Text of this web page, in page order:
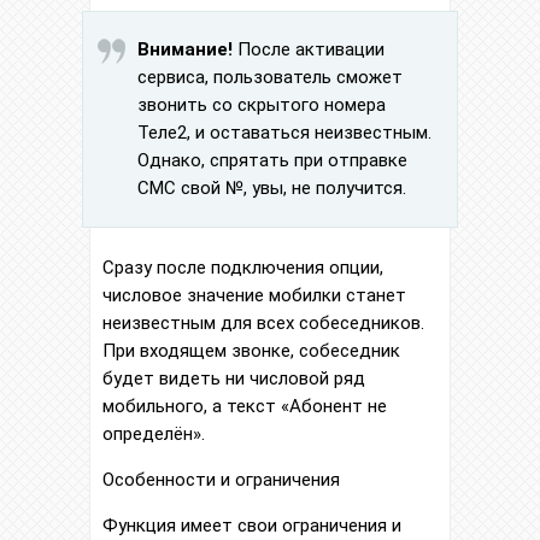
Внимание! После активации
сервиса, пользователь сможет
звонить со скрытого номера
Теле2, и оставаться неизвестным.
Однако, спрятать при отправке
СМС свой №, увы, не получится.
Сразу после подключения опции,
числовое значение мобилки станет
неизвестным для всех собеседников.
При входящем звонке, собеседник
будет видеть ни числовой ряд
мобильного, а текст «Абонент не
определён».
Особенности и ограничения
Функция имеет свои ограничения и